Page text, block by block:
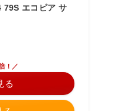
79S エコピア サ
！／
る